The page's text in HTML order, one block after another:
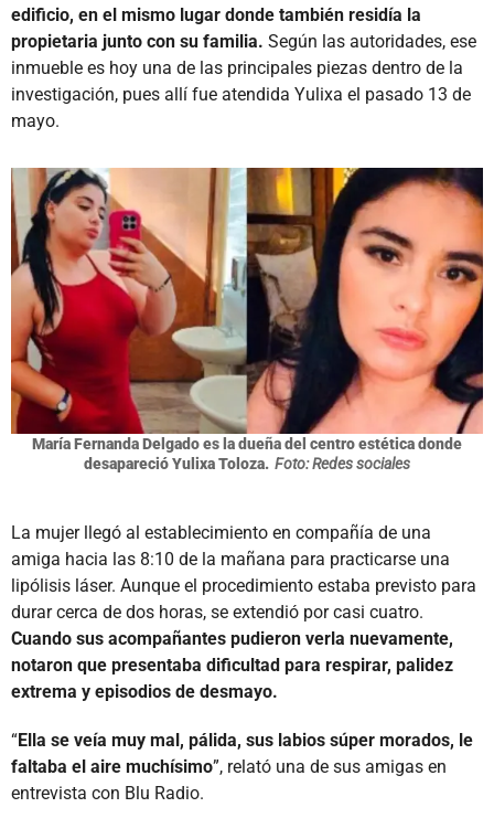
edificio, en el mismo lugar donde también residía la
propietaria junto con su familia. Según las autoridades, ese
inmueble es hoy una de las principales piezas dentro de la
investigación, pues allí fue atendida Yulixa el pasado 13 de
mayo.
María Fernanda Delgado es la dueña del centro estética donde
desapareció Yulixa Toloza. Foto: Redes sociales
La mujer llegó al establecimiento en compañía de una
amiga hacia las 8:10 de la mañana para practicarse una
lipólisis láser. Aunque el procedimiento estaba previsto para
durar cerca de dos horas, se extendió por casi cuatro.
Cuando sus acompañantes pudieron verla nuevamente,
notaron que presentaba dificultad para respirar, palidez
extrema y episodios de desmayo.
“Ella se veía muy mal, pálida, sus labios súper morados, le
faltaba el aire muchísimo”, relató una de sus amigas en
entrevista con Blu Radio.